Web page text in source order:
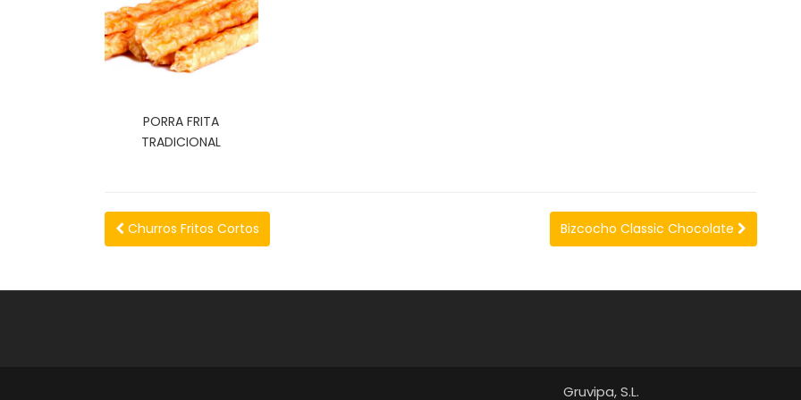
PORRA FRITA
TRADICIONAL
Churros Fritos Cortos Bizcocho Classic Chocolate
Gruvipa, S.L.